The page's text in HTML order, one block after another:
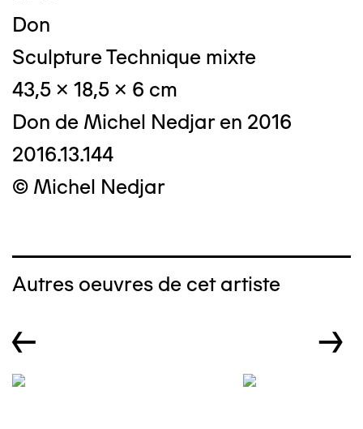
Don
Sculpture Technique mixte
43,5 x 18,5 x 6 cm
Don de Michel Nedjar en 2016
2016.13.144
© Michel Nedjar
Autres oeuvres de cet artiste
← →